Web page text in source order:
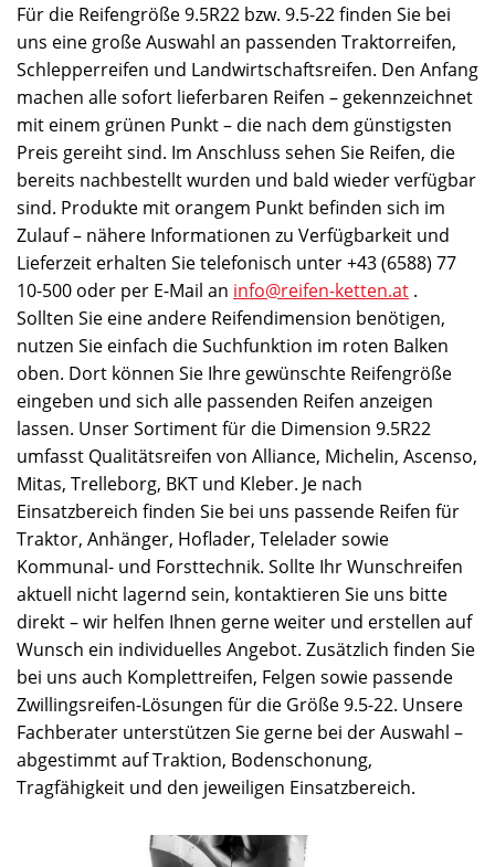
Für die Reifengröße 9.5R22 bzw. 9.5-22 finden Sie bei
uns eine große Auswahl an passenden Traktorreifen,
Schlepperreifen und Landwirtschaftsreifen. Den Anfang
machen alle sofort lieferbaren Reifen – gekennzeichnet
mit einem grünen Punkt – die nach dem günstigsten
Preis gereiht sind. Im Anschluss sehen Sie Reifen, die
bereits nachbestellt wurden und bald wieder verfügbar
sind. Produkte mit orangem Punkt befinden sich im
Zulauf – nähere Informationen zu Verfügbarkeit und
Lieferzeit erhalten Sie telefonisch unter +43 (6588) 77
10-500 oder per E-Mail an info@reifen-ketten.at .
Sollten Sie eine andere Reifendimension benötigen,
nutzen Sie einfach die Suchfunktion im roten Balken
oben. Dort können Sie Ihre gewünschte Reifengröße
eingeben und sich alle passenden Reifen anzeigen
lassen. Unser Sortiment für die Dimension 9.5R22
umfasst Qualitätsreifen von Alliance, Michelin, Ascenso,
Mitas, Trelleborg, BKT und Kleber. Je nach
Einsatzbereich finden Sie bei uns passende Reifen für
Traktor, Anhänger, Hoflader, Telelader sowie
Kommunal- und Forsttechnik. Sollte Ihr Wunschreifen
aktuell nicht lagernd sein, kontaktieren Sie uns bitte
direkt – wir helfen Ihnen gerne weiter und erstellen auf
Wunsch ein individuelles Angebot. Zusätzlich finden Sie
bei uns auch Komplettreifen, Felgen sowie passende
Zwillingsreifen-Lösungen für die Größe 9.5-22. Unsere
Fachberater unterstützen Sie gerne bei der Auswahl –
abgestimmt auf Traktion, Bodenschonung,
Tragfähigkeit und den jeweiligen Einsatzbereich.